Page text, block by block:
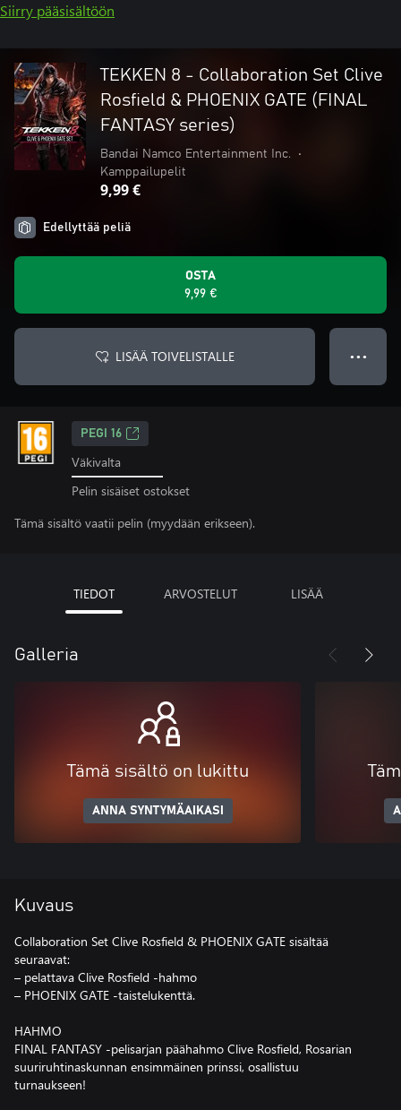
Siirry pääsisältöön
TEKKEN 8 - Collaboration Set Clive
Rosfield & PHOENIX GATE (FINAL
FANTASY series)
Bandai Namco Entertainment Inc.
•
Kamppailupelit
9,99 €
Edellyttää peliä
OSTA
9,99 €
LISÄÄ TOIVELISTALLE ● ● ●
PEGI 16
Väkivalta
Pelin sisäiset ostokset
Tämä sisältö vaatii pelin (myydään erikseen).
TIEDOT ARVOSTELUT LISÄÄ
Galleria
Tämä sisältö on lukittu
ANNA SYNTYMÄAIKASI
Kuvaus
Collaboration Set Clive Rosfield & PHOENIX GATE sisältää
seuraavat:
– pelattava Clive Rosfield -hahmo
– PHOENIX GATE -taistelukenttä.
HAHMO
FINAL FANTASY -pelisarjan päähahmo Clive Rosfield, Rosarian
suuriruhtinaskunnan ensimmäinen prinssi, osallistuu
turnaukseen!